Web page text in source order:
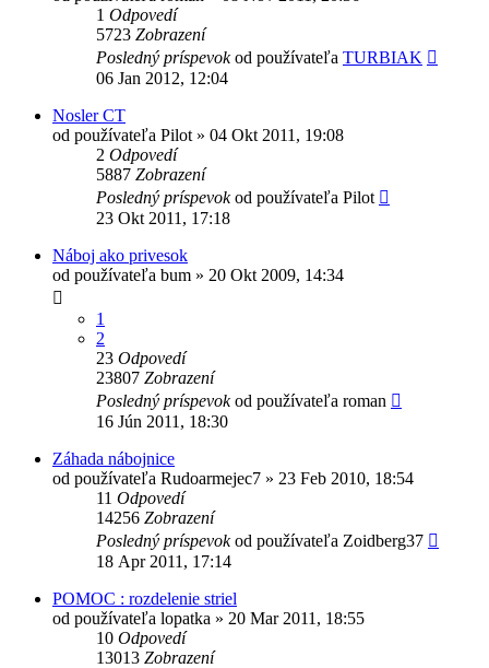
1 Odpovedí
5723 Zobrazení
Posledný príspevokod používateľa TURBIAK
06 Jan 2012, 12:04
Nosler CT
od používateľa Pilot » 04 Okt 2011, 19:08
2 Odpovedí
5887 Zobrazení
Posledný príspevokod používateľa Pilot
23 Okt 2011, 17:18
Náboj ako privesok
od používateľa bum » 20 Okt 2009, 14:34
1
2
23 Odpovedí
23807 Zobrazení
Posledný príspevokod používateľa roman
16 Jún 2011, 18:30
Záhada nábojnice
od používateľa Rudoarmejec7 » 23 Feb 2010, 18:54
11 Odpovedí
14256 Zobrazení
Posledný príspevokod používateľa Zoidberg37
18 Apr 2011, 17:14
POMOC : rozdelenie striel
od používateľa lopatka » 20 Mar 2011, 18:55
10 Odpovedí
13013 Zobrazení